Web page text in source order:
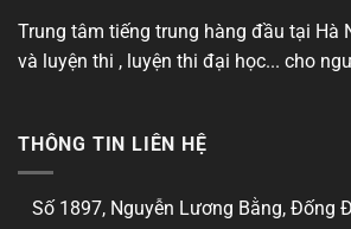
Trung tâm tiếng trung hàng đầu tại Hà
và luyện thi , luyện thi đại học... cho
THÔNG TIN LIÊN HỆ
Số 1897, Nguyễn Lương Bằng, Đống